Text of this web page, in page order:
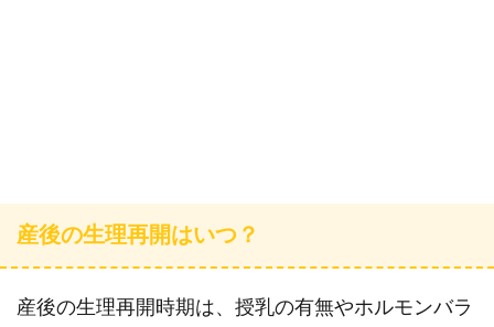
産後の生理再開はいつ？
産後の生理再開時期は、授乳の有無やホルモンバラ